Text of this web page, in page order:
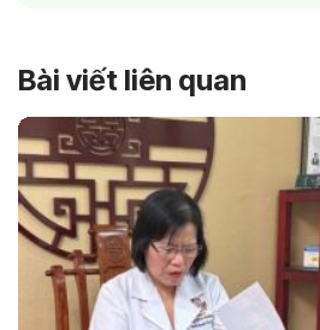
Bài viết liên quan